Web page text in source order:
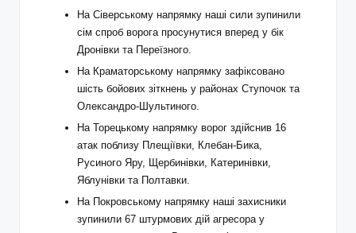
На Сіверському напрямку наші сили зупинили
сім спроб ворога просунутися вперед у бік
Дронівки та Переїзного.
На Краматорському напрямку зафіксовано
шість бойових зіткнень у районах Ступочок та
Олександро-Шультиного.
На Торецькому напрямку ворог здійснив 16
атак поблизу Плещіївки, Клебан-Бика,
Русиного Яру, Щербинівки, Катеринівки,
Яблунівки та Полтавки.
На Покровському напрямку наші захисники
зупинили 67 штурмових дій агресора у